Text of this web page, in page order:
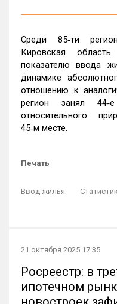
Среди 85‑ти
Кировская
показателю ввода
динамике
отношению к
регион занял
относительного
45‑м месте.
Печать
Ввод жилья
21 октября 2025 17:35
Росреестр: в
ипотечном